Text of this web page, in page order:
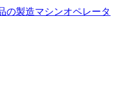
の製造マシンオペレータ